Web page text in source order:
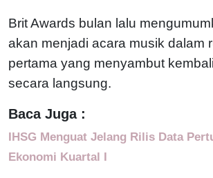
Brit Awards bulan lalu
akan menjadi acara musik dalam
pertama yang menyambut
secara langsung.
Baca Juga :
IHSG Menguat Jelang Rilis Data
Ekonomi Kuartal I